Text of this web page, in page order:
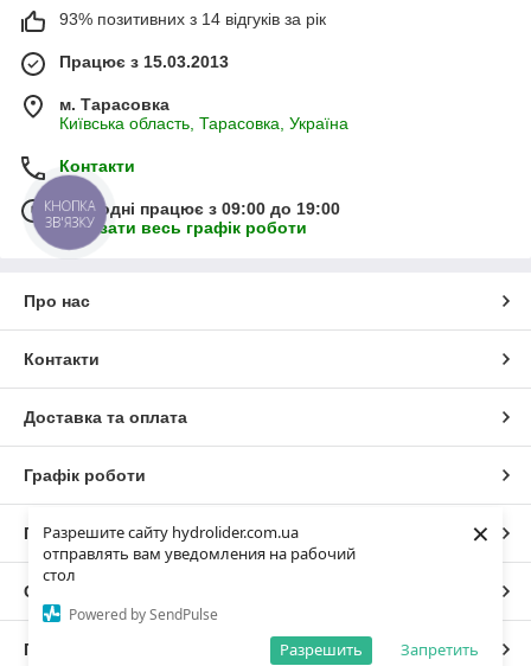
Разрешите сайту hydrolider.com.ua
отправлять вам уведомления на рабочий
стол
Powered by SendPulse
Запретить
Разрешить
×
93% позитивних з 14 відгуків за рік
Працює з 15.03.2013
м. Тарасовка
Київська область, Тарасовка, Україна
Контакти
Сьогодні працює з 09:00 до 19:00
Показати весь графік роботи
Про нас
Контакти
Доставка та оплата
Графік роботи
Повна версія сайту
Сайт створено на маркетплейсі
Політика конфіденційності
КНОПКА
ЗВ'ЯЗКУ